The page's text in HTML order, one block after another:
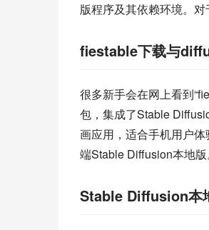
版程序及其依赖环境。
fiestable下载与
很多新手会在网上看到
包，集成了Stable
画应用，适合手机用户
端Stable Diffusion本地版
Stable Diffusion本